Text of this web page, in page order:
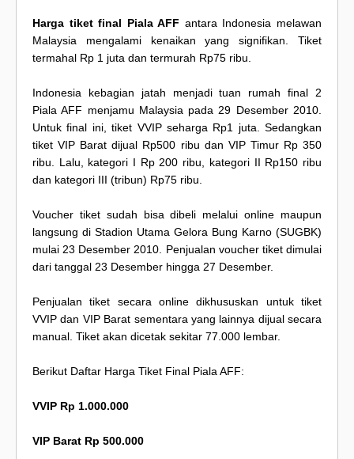
Harga tiket final Piala AFF antara Indonesia melawan
Malaysia mengalami kenaikan yang signifikan. Tiket
termahal Rp 1 juta dan termurah Rp75 ribu.
Indonesia kebagian jatah menjadi tuan rumah final 2
Piala AFF menjamu Malaysia pada 29 Desember 2010.
Untuk final ini, tiket VVIP seharga Rp1 juta. Sedangkan
tiket VIP Barat dijual Rp500 ribu dan VIP Timur Rp 350
ribu. Lalu, kategori I Rp 200 ribu, kategori II Rp150 ribu
dan kategori III (tribun) Rp75 ribu.
Voucher tiket sudah bisa dibeli melalui online maupun
langsung di Stadion Utama Gelora Bung Karno (SUGBK)
mulai 23 Desember 2010. Penjualan voucher tiket dimulai
dari tanggal 23 Desember hingga 27 Desember.
Penjualan tiket secara online dikhususkan untuk tiket
VVIP dan VIP Barat sementara yang lainnya dijual secara
manual. Tiket akan dicetak sekitar 77.000 lembar.
Berikut Daftar Harga Tiket Final Piala AFF:
VVIP Rp 1.000.000
VIP Barat Rp 500.000